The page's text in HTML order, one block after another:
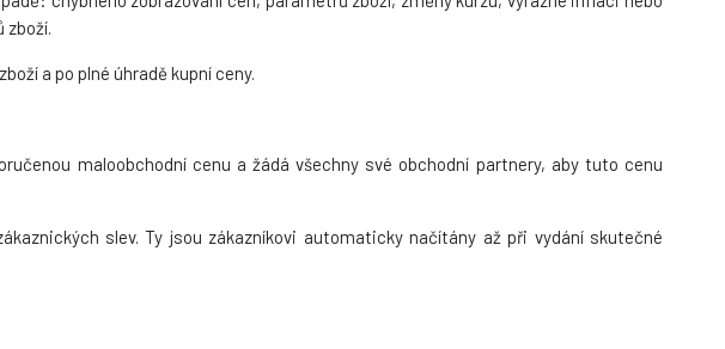
zboží.
a po plné úhradě kupní ceny.
maloobchodní cenu a žádá všechny své obchodní partnery, aby tuto cenu
slev. Ty jsou zákazníkovi automaticky načítány až při vydání skutečné